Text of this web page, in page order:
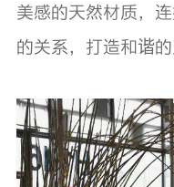
美感的天然材质，
的关系，打造和谐的